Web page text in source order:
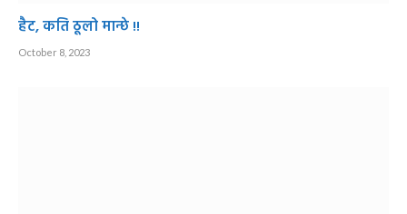
हैट, कति ठूलो मान्छे !!
October 8, 2023